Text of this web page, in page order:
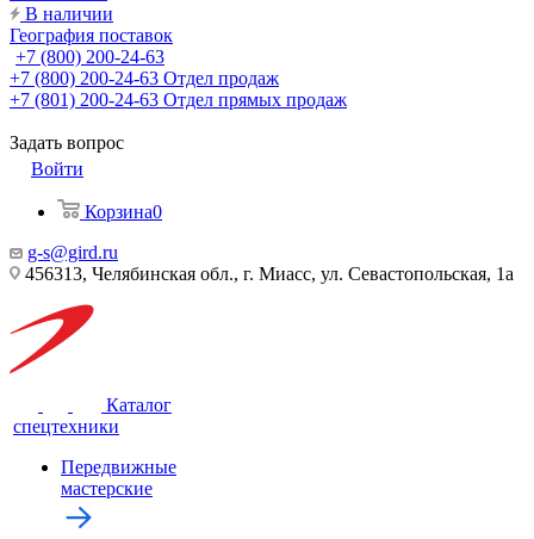
В наличии
География поставок
+7 (800) 200-24-63
+7 (800) 200-24-63 Отдел продаж
+7 (801) 200-24-63 Отдел прямых продаж
Задать вопрос
Войти
Корзина0
g-s@gird.ru
456313, Челябинская обл., г. Миасс, ул. Севастопольская, 1а
Каталог
спецтехники
Передвижные
мастерские